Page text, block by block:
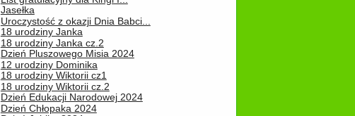
Jasełka
Uroczystość z okazji Dnia Babci...
18 urodziny Janka
18 urodziny Janka cz.2
Dzień Pluszowego Misia 2024
12 urodziny Dominika
18 urodziny Wiktorii cz1
18 urodziny Wiktorii cz.2
Dzień Edukacji Narodowej 2024
Dzień Chłopaka 2024